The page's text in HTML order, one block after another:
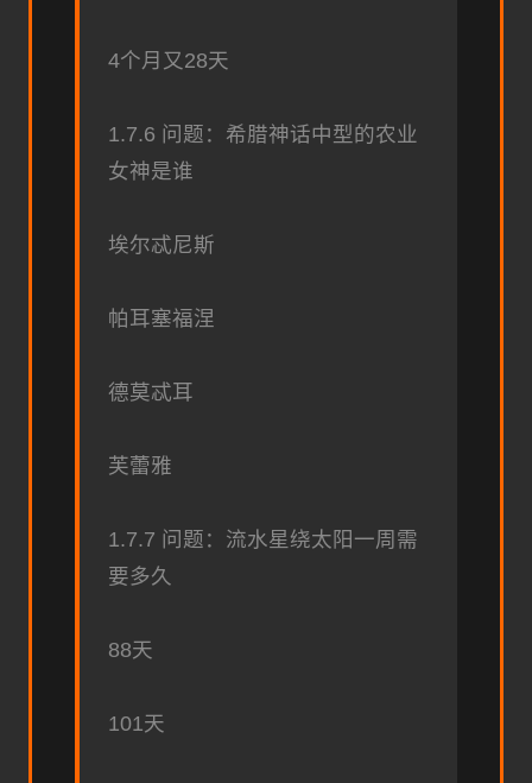
4个月又28天
1.7.6 问题：希腊神话中型的农业
女神是谁
埃尔忒尼斯
帕耳塞福涅
德莫忒耳
芙蕾雅
1.7.7 问题：流水星绕太阳一周需
要多久
88天
101天